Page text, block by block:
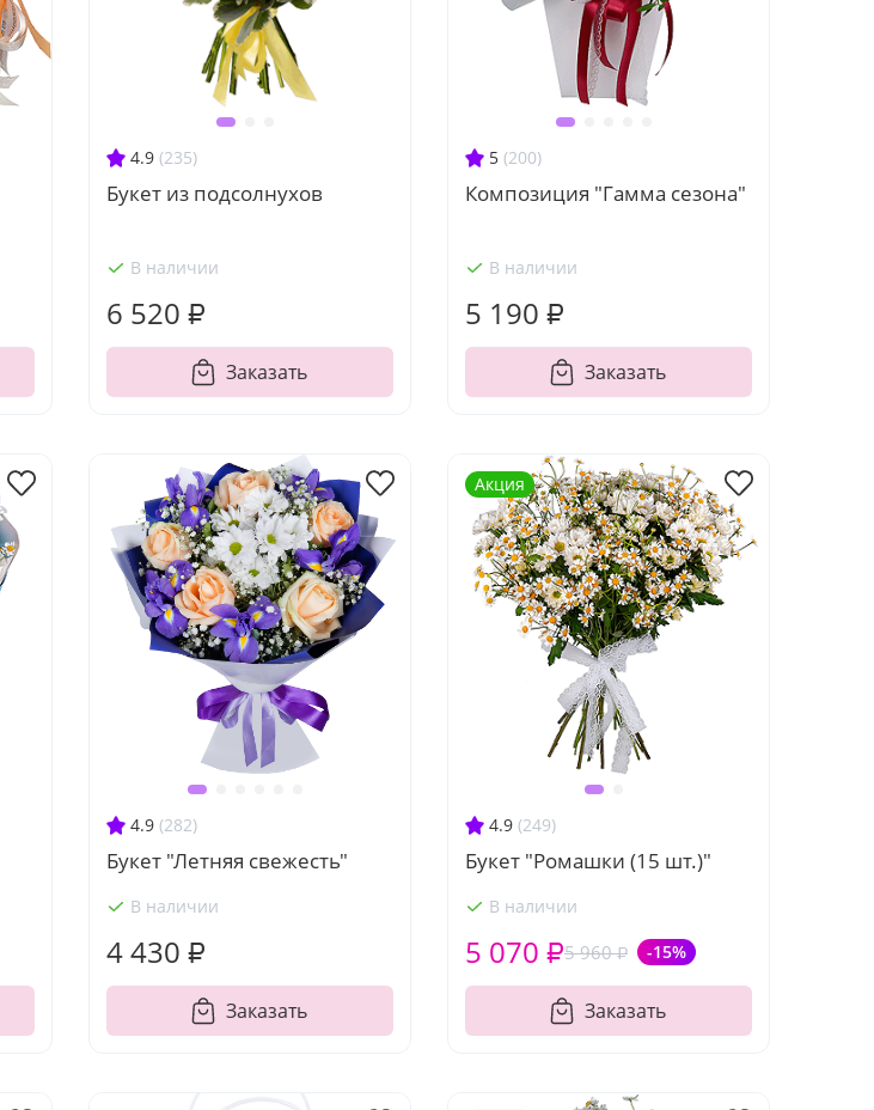
4.9 (235)
Букет из подсолнухов
В наличии
6 520 ₽
Заказать
5 (200)
Композиция "Гамма сезона"
В наличии
5 190 ₽
Заказать
4.9 (282)
Букет "Летняя свежесть"
В наличии
4 430 ₽
Заказать
4.9 (249)
Букет "Ромашки (15 шт.)"
В наличии
5 960 ₽ -15%
5 070 ₽
Заказать
Акция